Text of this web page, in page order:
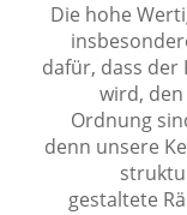
Die hohe
dafür, dass der
wird,
Ordnung
denn unsere
gestaltete